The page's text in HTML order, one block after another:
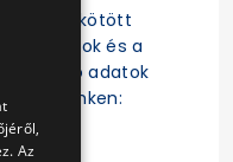
megkötött
és a
adatok
linken:
Az